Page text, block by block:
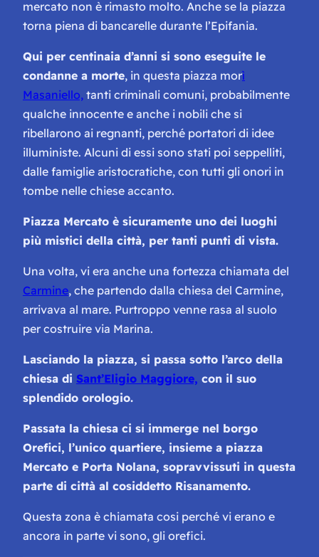
mercato non è rimasto molto. Anche se la piazza
torna piena di bancarelle durante l’Epifania.
Qui per centinaia d’anni si sono eseguite le
condanne a morte, in questa piazza morì
Masaniello, tanti criminali comuni, probabilmente
qualche innocente e anche i nobili che si
ribellarono ai regnanti, perché portatori di idee
illuministe. Alcuni di essi sono stati poi seppelliti,
dalle famiglie aristocratiche, con tutti gli onori in
tombe nelle chiese accanto.
Piazza Mercato è sicuramente uno dei luoghi
più mistici della città, per tanti punti di vista.
Una volta, vi era anche una fortezza chiamata del
Carmine, che partendo dalla chiesa del Carmine,
arrivava al mare. Purtroppo venne rasa al suolo
per costruire via Marina.
Lasciando la piazza, si passa sotto l’arco della
chiesa di Sant’Eligio Maggiore, con il suo
splendido orologio.
Passata la chiesa ci si immerge nel borgo
Orefici, l’unico quartiere, insieme a piazza
Mercato e Porta Nolana, sopravvissuti in questa
parte di città al cosiddetto Risanamento.
Questa zona è chiamata cosi perché vi erano e
ancora in parte vi sono, gli orefici.